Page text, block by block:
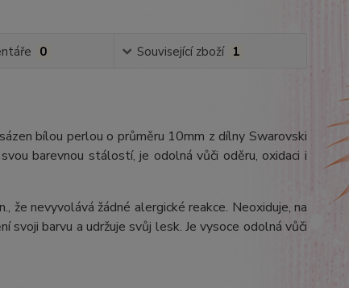
0 Související zboží 1
bílou perlou o průměru 10mm z dílny Swarovski
barevnou stálostí, je odolná vůči oděru, oxidaci i
že nevyvolává žádné alergické reakce. Neoxiduje, na
svoji barvu a udržuje svůj lesk. Je vysoce odolná vůči